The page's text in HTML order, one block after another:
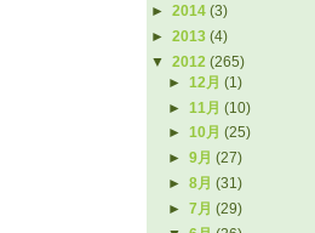
► 2014 (3)
► 2013 (4)
▼ 2012 (265)
►12月(1)
►11月(10)
►10月(25)
►9月(27)
►8月(31)
►7月(29)